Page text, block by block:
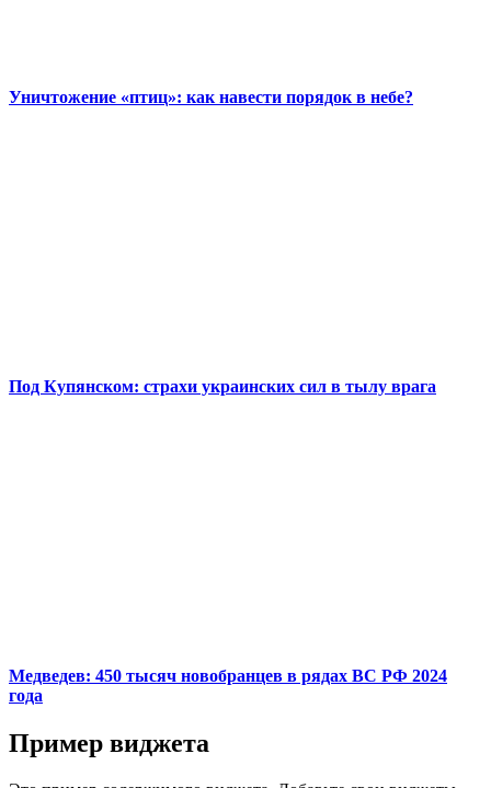
Уничтожение «птиц»: как навести порядок в небе?
Под Купянском: страхи украинских сил в тылу врага
Медведев: 450 тысяч новобранцев в рядах ВС РФ 2024
года
Пример виджета